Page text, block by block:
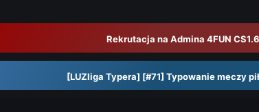
Rekrutacja na Admina 4FUN
[LUZliga Typera] [#71] Typowanie meczy